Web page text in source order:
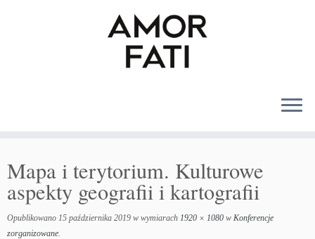
Mapa i terytorium. Kulturowe
aspekty geografii i kartografii
Opublikowano 15 października 2019 w wymiarach 1920 × 1080 w Konferencje
zorganizowane.